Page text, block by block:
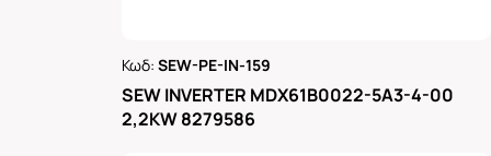
Κωδ:SEW-PE-IN-159
SEW INVERTER MDX61B0022-5A3-4-00
2,2KW 8279586